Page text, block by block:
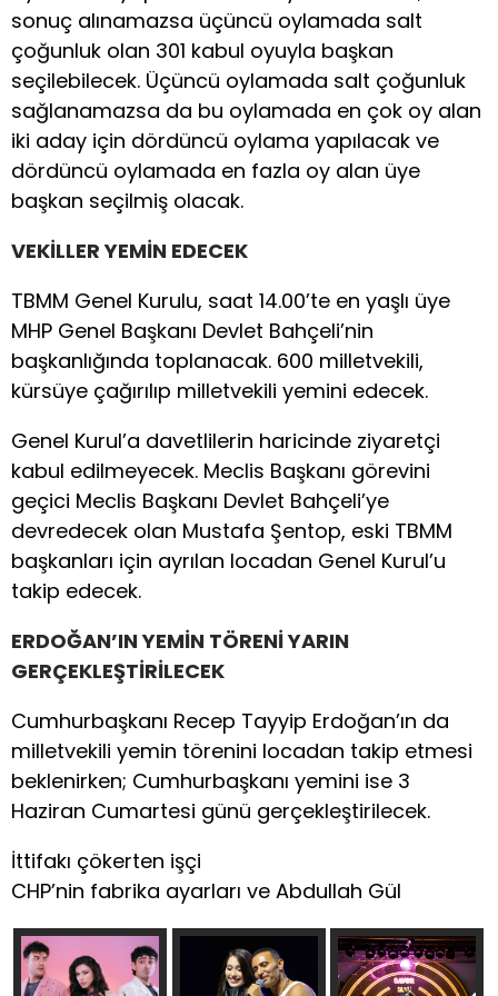
sonuç alınamazsa üçüncü oylamada salt
çoğunluk olan 301 kabul oyuyla başkan
seçilebilecek. Üçüncü oylamada salt çoğunluk
sağlanamazsa da bu oylamada en çok oy alan
iki aday için dördüncü oylama yapılacak ve
dördüncü oylamada en fazla oy alan üye
başkan seçilmiş olacak.
VEKİLLER YEMİN EDECEK
TBMM Genel Kurulu, saat 14.00’te en yaşlı üye
MHP Genel Başkanı Devlet Bahçeli’nin
başkanlığında toplanacak. 600 milletvekili,
kürsüye çağırılıp milletvekili yemini edecek.
Genel Kurul’a davetlilerin haricinde ziyaretçi
kabul edilmeyecek. Meclis Başkanı görevini
geçici Meclis Başkanı Devlet Bahçeli’ye
devredecek olan Mustafa Şentop, eski TBMM
başkanları için ayrılan locadan Genel Kurul’u
takip edecek.
ERDOĞAN’IN YEMİN TÖRENİ YARIN
GERÇEKLEŞTİRİLECEK
Cumhurbaşkanı Recep Tayyip Erdoğan’ın da
milletvekili yemin törenini locadan takip etmesi
beklenirken; Cumhurbaşkanı yemini ise 3
Haziran Cumartesi günü gerçekleştirilecek.
İttifakı çökerten işçi
CHP’nin fabrika ayarları ve Abdullah Gül